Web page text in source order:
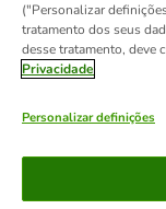
("Personalizar
tratamento dos seus
desse tratamento, deve
Privacidade
Personalizar definições